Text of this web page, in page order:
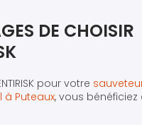
DE CHOISIR
pour votre
à Puteaux, vous bénéficiez